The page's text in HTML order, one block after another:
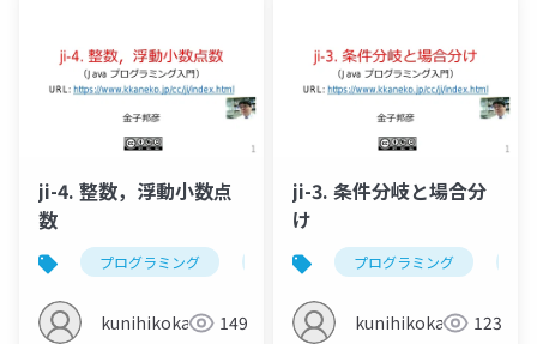
ji-4. 整数，浮動小数点
数
プログラミング 整数 浮動小数点数
kunihikokaneko149
ji-3. 条件分岐と場合分
け
プログラミング
kunihikokaneko123